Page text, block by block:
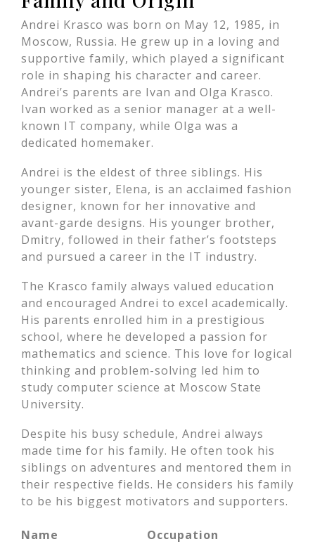
Andrei Krasco was born on May 12, 1985, in
Moscow, Russia. He grew up in a loving and
supportive family, which played a significant
role in shaping his character and career.
Andrei’s parents are Ivan and Olga Krasco.
Ivan worked as a senior manager at a well-
known IT company, while Olga was a
dedicated homemaker.
Andrei is the eldest of three siblings. His
younger sister, Elena, is an acclaimed fashion
designer, known for her innovative and
avant-garde designs. His younger brother,
Dmitry, followed in their father’s footsteps
and pursued a career in the IT industry.
The Krasco family always valued education
and encouraged Andrei to excel academically.
His parents enrolled him in a prestigious
school, where he developed a passion for
mathematics and science. This love for logical
thinking and problem-solving led him to
study computer science at Moscow State
University.
Despite his busy schedule, Andrei always
made time for his family. He often took his
siblings on adventures and mentored them in
their respective fields. He considers his family
to be his biggest motivators and supporters.
Name
Occupation